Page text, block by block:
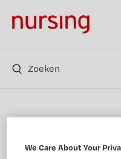
Zoeken
Op dit moment is er
We Care About Your